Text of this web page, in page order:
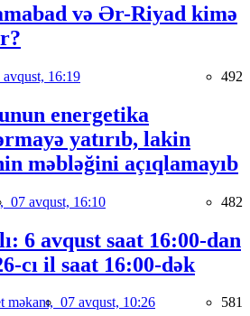
və Ər-Riyad kimə
avqust, 16:19 492
energetika
yatırıb, lakin
məbləğini açıqlamayıb
07 avqust, 16:10 482
6 avqust saat 16:00-dan
cı il saat 16:00-dək
məkanı, 07 avqust, 10:26 581